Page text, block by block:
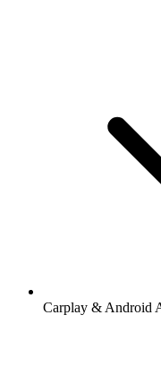
Carplay & Android